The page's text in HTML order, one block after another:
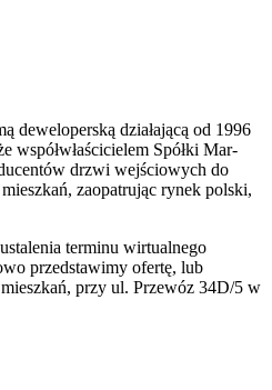
działającą od 1996
współwłaścicielem Spółki Mar-
drzwi wejściowych do
zaopatrując rynek polski,
terminu wirtualnego
przedstawimy ofertę, lub
przy ul. Przewóz 34D/5 w